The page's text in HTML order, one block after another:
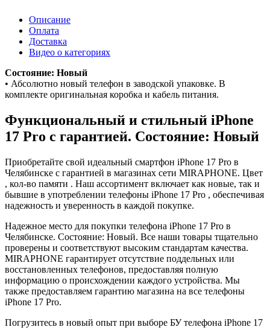
Описание
Оплата
Доставка
Видео о категориях
Состояние: Новый
• Абсолютно новый телефон в заводской упаковке. В
комплекте оригинальная коробка и кабель питания.
Функциональный и стильный iPhone
17 Pro с гарантией. Состояние: Новый
Приобретайте свой идеальный смартфон iPhone 17 Pro в
Челябинске с гарантией в магазинах сети MIRAPHONE. Цвет
, кол-во памяти . Наш ассортимент включает как новые, так и
бывшие в употреблении телефоны iPhone 17 Pro , обеспечивая
надежность и уверенность в каждой покупке.
Надежное место для покупки телефона iPhone 17 Pro в
Челябинске. Состояние: Новый. Все наши товары тщательно
проверены и соответствуют высоким стандартам качества.
MIRAPHONE гарантирует отсутствие поддельных или
восстановленных телефонов, предоставляя полную
информацию о происхождении каждого устройства. Мы
также предоставляем гарантию магазина на все телефоны
iPhone 17 Pro.
Погрузитесь в новый опыт при выборе БУ телефона iPhone 17